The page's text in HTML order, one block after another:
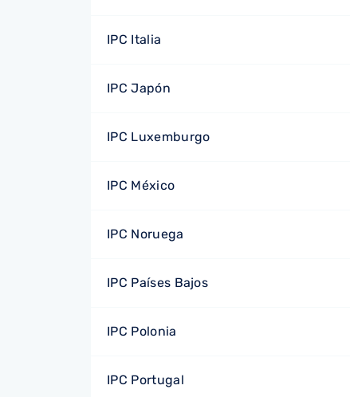
IPC Italia
IPC Japón
IPC Luxemburgo
IPC México
IPC Noruega
IPC Países Bajos
IPC Polonia
IPC Portugal